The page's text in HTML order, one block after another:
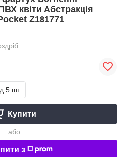
квіти Абстракція
Z181771
5 шт.
Купити
або
з